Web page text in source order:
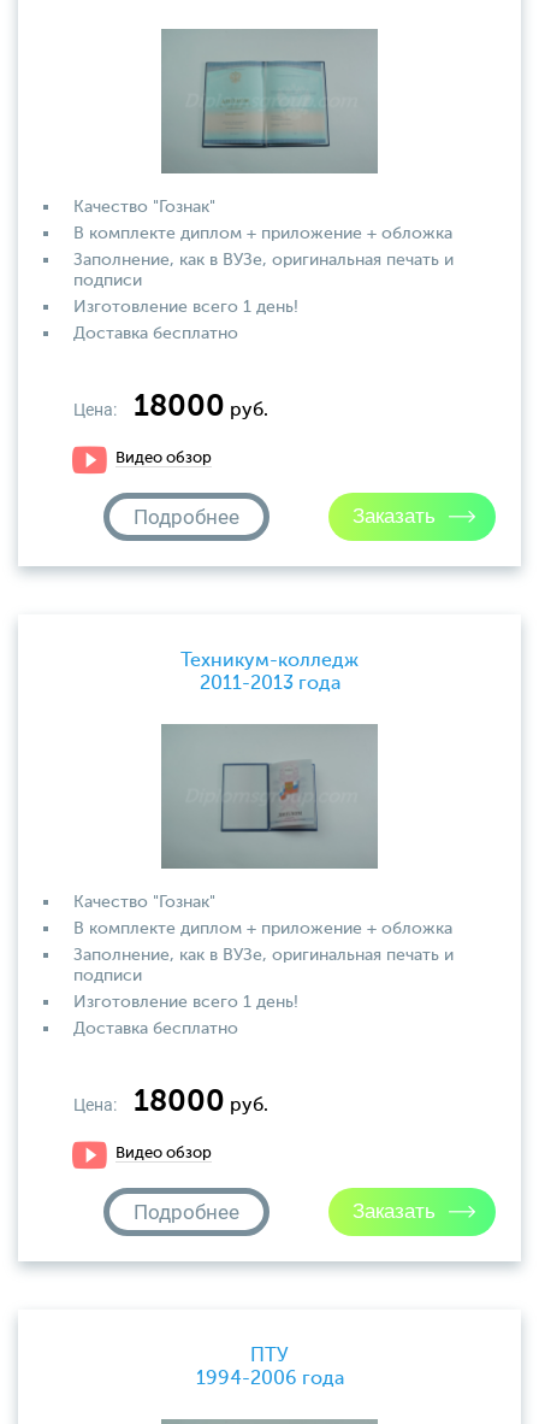
Качество "Гознак"
В комплекте диплом + приложение + обложка
Заполнение, как в ВУЗе, оригинальная печать и
подписи
Изготовление всего 1 день!
Доставка бесплатно
Цена: 18000 руб.
Видео обзор
Подробнее
Техникум-колледж
2011-2013 года
Качество "Гознак"
В комплекте диплом + приложение + обложка
Заполнение, как в ВУЗе, оригинальная печать и
подписи
Изготовление всего 1 день!
Доставка бесплатно
Цена: 18000 руб.
Видео обзор
Подробнее
ПТУ
1994-2006 года